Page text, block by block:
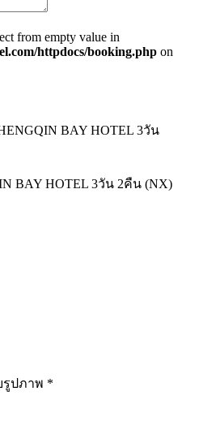
from empty value in
httpdocs/booking.php on
BAY HOTEL 3วัน 2คืน (NX)
รูปภาพ *